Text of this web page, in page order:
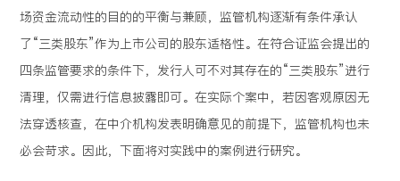
场资金流动性的目的的平衡与兼顾，监管机构逐渐有条件承认
了“三类股东”作为上市公司的股东适格性。在符合证监会提出的
四条监管要求的条件下，发行人可不对其存在的“三类股东”进行
清理，仅需进行信息披露即可。在实际个案中，若因客观原因无
法穿透核查，在中介机构发表明确意见的前提下，监管机构也未
必会苛求。因此，下面将对实践中的案例进行研究。